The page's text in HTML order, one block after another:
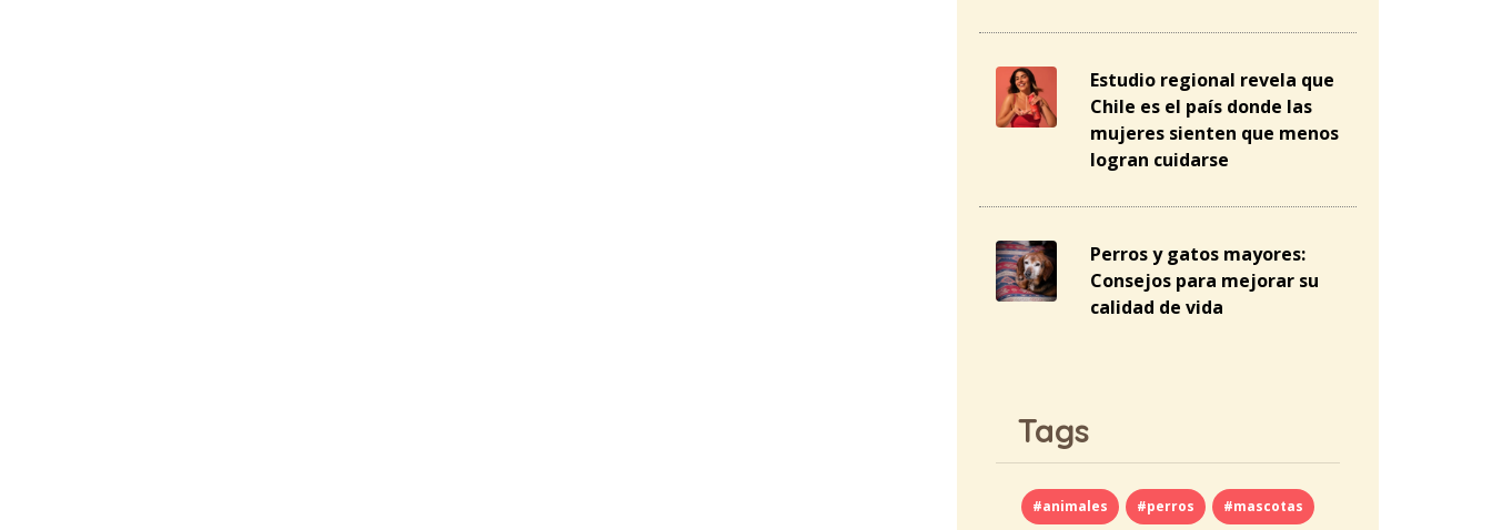
Estudio regional revela que
Chile es el país donde las
mujeres sienten que menos
logran cuidarse
Perros y gatos mayores:
Consejos para mejorar su
calidad de vida
Tags
#animales #perros #mascotas